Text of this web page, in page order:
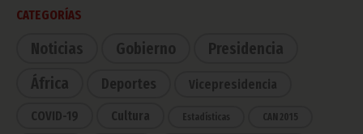
CATEGORÍAS
Noticias Gobierno
Presidencia
África
Deportes Vicepresidencia
COVID-19 Cultura Estadísticas CAN 2015